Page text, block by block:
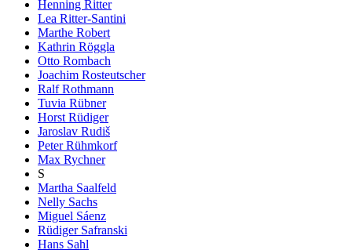
Henning Ritter
Lea Ritter-Santini
Marthe Robert
Kathrin Röggla
Otto Rombach
Joachim Rosteutscher
Ralf Rothmann
Tuvia Rübner
Horst Rüdiger
Jaroslav Rudiš
Peter Rühmkorf
Max Rychner
S
Martha Saalfeld
Nelly Sachs
Miguel Sáenz
Rüdiger Safranski
Hans Sahl